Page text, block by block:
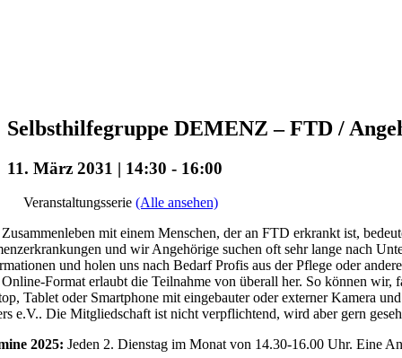
Selbsthilfegruppe DEMENZ – FTD /
11. März 2031 | 14:30 - 16:00
Veranstaltungsserie (Alle ansehen)
mit einem Menschen, der an FTD erkrankt ist,
und wir Angehörige suchen oft sehr lange nach
und holen uns nach Bedarf Profis aus der Pflege oder
Format erlaubt die Teilnahme von überall her. So können
Tablet oder Smartphone mit eingebauter oder externer Kamera
e.V.. Die Mitgliedschaft ist nicht verpflichtend, wird aber gern
2025: Jeden 2. Dienstag im Monat von 14.30-16.00 Uhr. Eine